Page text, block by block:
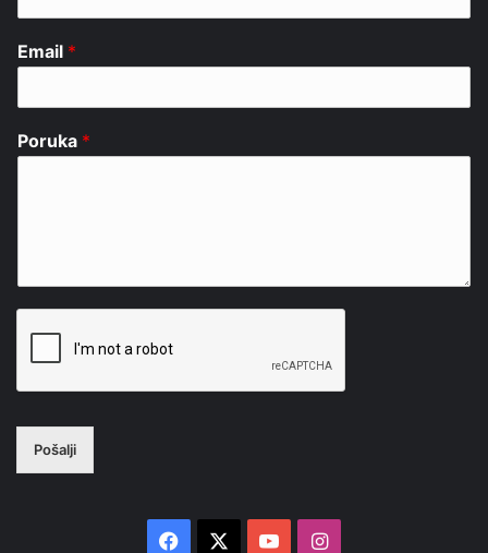
Email *
Poruka *
Pošalji
Facebook YouTubeInstagram